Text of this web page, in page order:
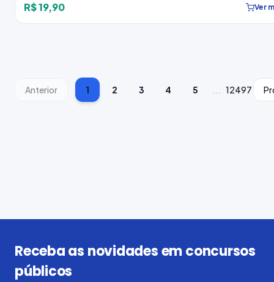
R$ 19,90 Ver
Anterior 1 2 3 4 5 ... 12497
Receba as novidades em concursos
públicos